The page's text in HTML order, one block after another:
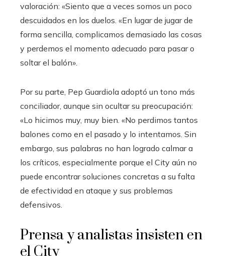
valoración: «Siento que a veces somos un poco
descuidados en los duelos. «En lugar de jugar de
forma sencilla, complicamos demasiado las cosas
y perdemos el momento adecuado para pasar o
soltar el balón».
Por su parte, Pep Guardiola adoptó un tono más
conciliador, aunque sin ocultar su preocupación:
«Lo hicimos muy, muy bien. «No perdimos tantos
balones como en el pasado y lo intentamos. Sin
embargo, sus palabras no han logrado calmar a
los críticos, especialmente porque el City aún no
puede encontrar soluciones concretas a su falta
de efectividad en ataque y sus problemas
defensivos.
Prensa y analistas insisten en
el City